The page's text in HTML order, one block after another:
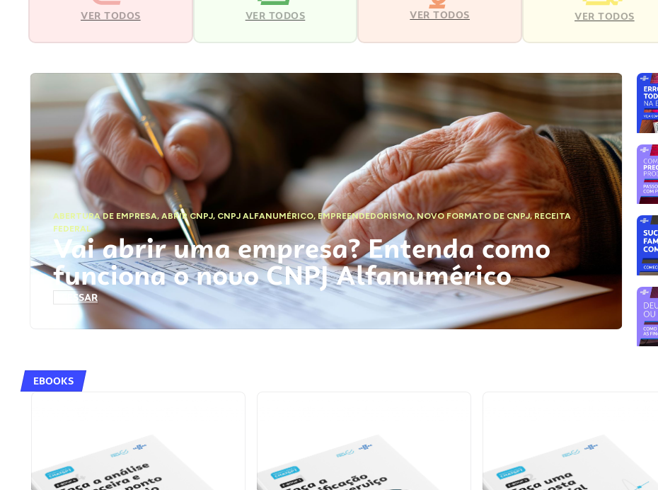
VER TODOS VER TODOS VER TODOS VER TODOS
ABERTURA DE EMPRESA,ABRIR CNPJ, CNPJ ALFANUMÉRICO, EMPREENDEDORISMO,NOVO FORMATO DE CNPJ,RECEITA
FEDERAL
Vai abrir uma empresa? Entenda como
funciona o novo CNPJ Alfanumérico
ACESSAR
EBOOKS